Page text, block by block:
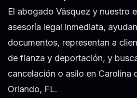
El abogado Vásquez y nuestro
asesoría legal inmediata,
documentos, representan a
de fianza y deportación, y
cancelación o asilo en Carolina
Orlando, FL.